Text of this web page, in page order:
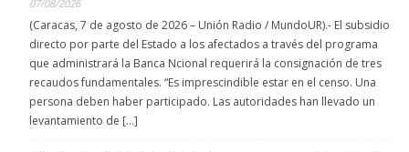
07/08/2026
(Caracas, 7 de agosto de 2026 – Unión Radio / MundoUR).- El subsidio
directo por parte del Estado a los afectados a través del programa
que administrará la Banca Ncional requerirá la consignación de tres
recaudos fundamentales. “Es imprescindible estar en el censo. Una
persona deben haber participado. Las autoridades han llevado un
levantamiento de […]